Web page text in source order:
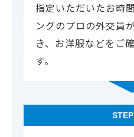
指定いただいたお時
ングのプロの外交員
き、お洋服などをご
す。
STEP